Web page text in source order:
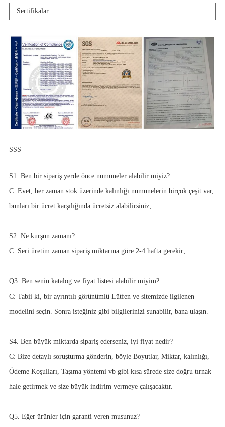
Sertifikalar
SSS
S1. Ben bir sipariş yerde önce numuneler alabilir miyiz?
C: Evet, her zaman stok üzerinde kalınlığı numunelerin birçok çeşit var,
bunları bir ücret karşılığında ücretsiz alabilirsiniz;
S2. Ne kurşun zamanı?
C: Seri üretim zaman sipariş miktarına göre 2-4 hafta gerekir;
Q3. Ben senin katalog ve fiyat listesi alabilir miyim?
C: Tabii ki, bir ayrıntılı görünümlü Lütfen ve sitemizde ilgilenen
modelini seçin. Sonra isteğiniz gibi bilgilerinizi sunabilir, bana ulaşın.
S4. Ben büyük miktarda sipariş ederseniz, iyi fiyat nedir?
C: Bize detaylı soruşturma gönderin, böyle Boyutlar, Miktar, kalınlığı,
Ödeme Koşulları, Taşıma yöntemi vb gibi kısa sürede size doğru tırnak
hale getirmek ve size büyük indirim vermeye çalışacaktır.
Q5. Eğer ürünler için garanti veren musunuz?